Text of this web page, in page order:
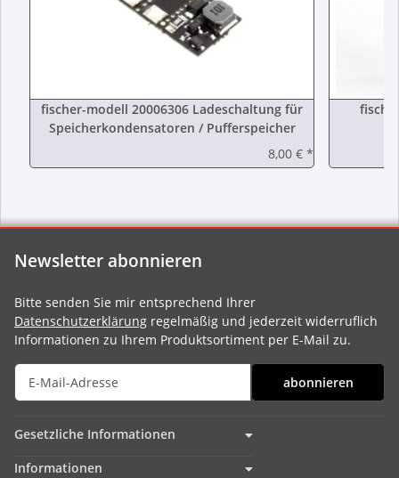
fischer-modell 20006306 Ladeschaltung für
Speicherkondensatoren / Pufferspeicher
8,00 € *
Newsletter abonnieren
Bitte senden Sie mir entsprechend Ihrer
Datenschutzerklärung regelmäßig und jederzeit widerruflich
Informationen zu Ihrem Produktsortiment per E-Mail zu.
abonnieren
Gesetzliche Informationen
Informationen